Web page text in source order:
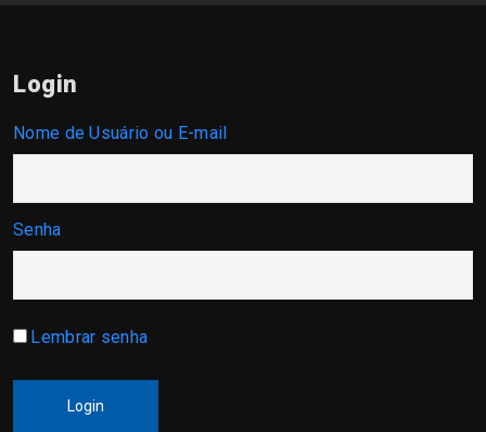
Login
Nome de Usuário ou E-mail
Senha
Lembrar senha
Login